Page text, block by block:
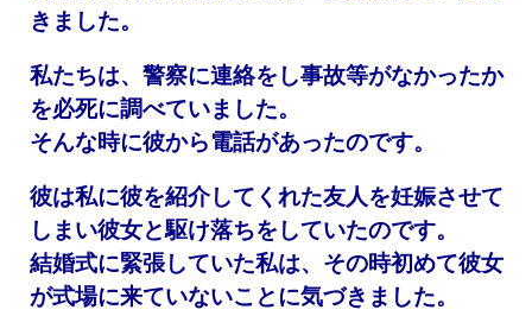
きました。
私たちは、警察に連絡をし事故等がなかったか
を必死に調べていました。
そんな時に彼から電話があったのです。
彼は私に彼を紹介してくれた友人を妊娠させて
しまい彼女と駆け落ちをしていたのです。
結婚式に緊張していた私は、その時初めて彼女
が式場に来ていないことに気づきました。